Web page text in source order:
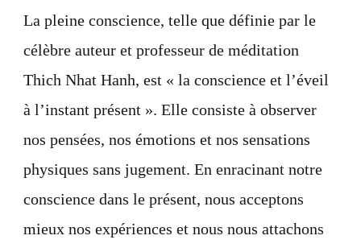
La pleine conscience, telle que définie par le
célèbre auteur et professeur de méditation
Thich Nhat Hanh, est « la conscience et l’éveil
à l’instant présent ». Elle consiste à observer
nos pensées, nos émotions et nos sensations
physiques sans jugement. En enracinant notre
conscience dans le présent, nous acceptons
mieux nos expériences et nous nous attachons